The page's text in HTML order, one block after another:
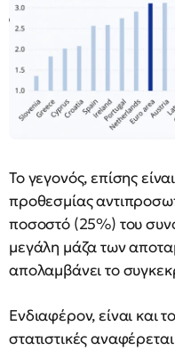
Το γεγονός, επίσης
προθεσμίας
ποσοστό (25%) του
μεγάλη μάζα των
απολαμβάνει το
Ενδιαφέρον, είναι και
στατιστικές